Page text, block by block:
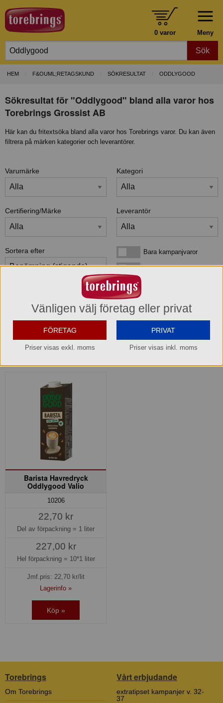
Meny
0 varor
Sök
HEM F&OUML;RETAGSKUND SÖKRESULTAT ODDLYGOOD
Sökresultat för "Oddlygood" bland alla varor hos
Torebrings Grossist AB
Här kan du fritextsöka bland alla varor hos Torebrings varor. Du kan även
filtrera på märken kategorier och leverantörer.
Varumärke Kategori
Certifiering/Märke Leverantör
Sortera efter Bara kampanjvarorBara kampanjvaror
Bara lagervarorBara lagervaror
Visa maxläge 1 vara/rad
Visa standardlägeVisa standardläge 2 varor/rad
produktersom matchar din sökning:
Barista Havredryck
Oddlygood Valio
10206
22,70 kr
Del av förpackning = 1 liter
227,00 kr
Hel förpackning = 10*1 liter
Jmf.pris: 22,70 kr/lit
Lagerinfo »
Köp »
Torebrings
Om Torebrings
Vårt erbjudande
extratipset kampanjer v. 32-
37
Vänligen välj företag eller privat
FÖRETAG
Priser visas exkl. moms
PRIVAT
Priser visas inkl. moms